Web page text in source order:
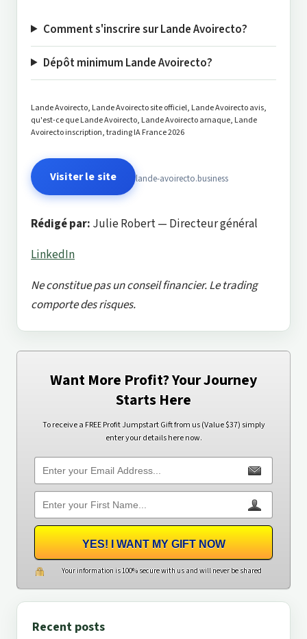
Comment s'inscrire sur Lande Avoirecto?
Dépôt minimum Lande Avoirecto?
Lande Avoirecto, Lande Avoirecto site officiel, Lande Avoirecto avis,
qu'est-ce que Lande Avoirecto, Lande Avoirecto arnaque, Lande
Avoirecto inscription, trading IA France 2026
Visiter le site lande-avoirecto.business
Rédigé par: Julie Robert — Directeur général
LinkedIn
Ne constitue pas un conseil financier. Le trading
comporte des risques.
Want More Profit? Your Journey
Starts Here
To receive a FREE Profit Jumpstart Gift from us (Value $37) simply
enter your details here now.
YES! I WANT MY GIFT NOW
Your information is 100% secure with us and will never be shared
Recent posts